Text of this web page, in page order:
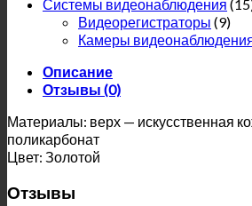
Системы видеонаблюдения
Видеорегистраторы (9)
Камеры
Описание
Отзывы (0)
Материалы: верх — искусственная
поликарбонат
Цвет: Золотой
Отзывы